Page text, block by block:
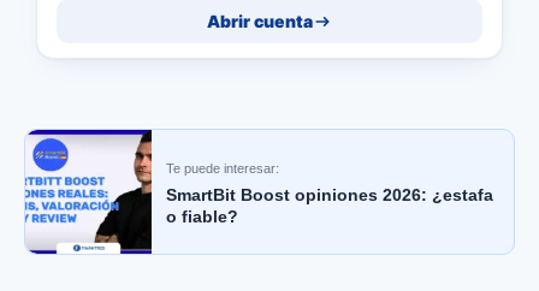
Abrir cuenta
Te puede interesar:
SmartBit Boost opiniones 2026: ¿estafa
o fiable?